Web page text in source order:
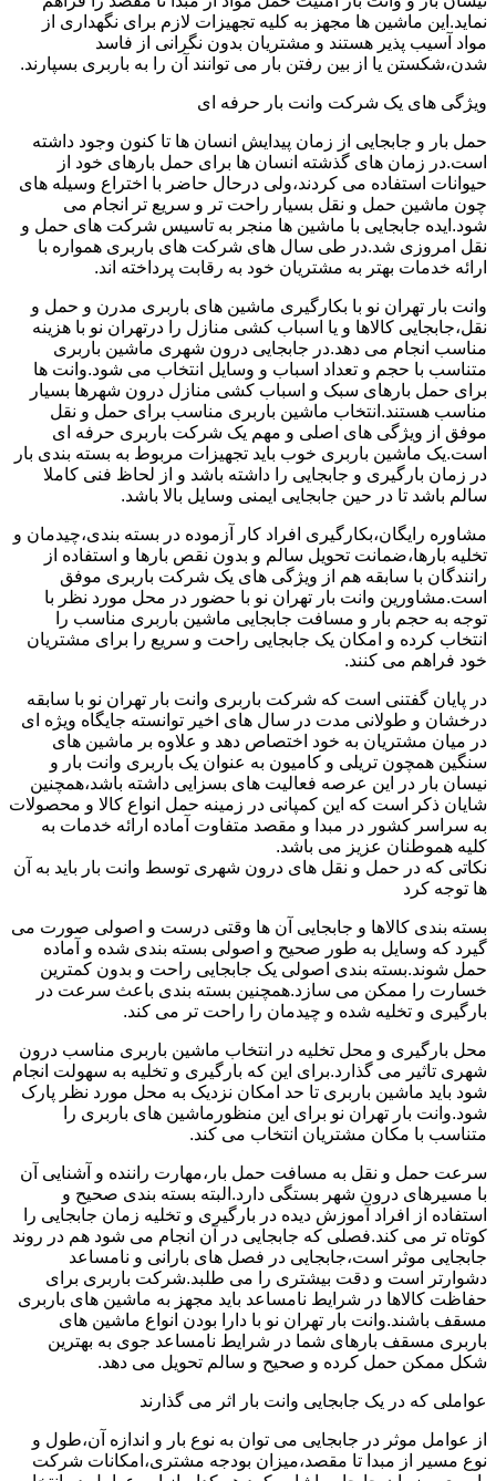
نماید.این ماشین ها مجهز به کلیه تجهیزات لازم برای نگهداری از
مواد آسیب پذیر هستند و مشتریان بدون نگرانی از فاسد
شدن،شکستن یا از بین رفتن بار می توانند آن را به باربری بسپارند.
ویژگی های یک شرکت وانت بار حرفه ای
حمل بار و جابجایی از زمان پیدایش انسان ها تا کنون وجود داشته
است.در زمان های گذشته انسان ها برای حمل بارهای خود از
حیوانات استفاده می کردند،ولی درحال حاضر با اختراع وسیله های
چون ماشین حمل و نقل بسیار راحت تر و سریع تر انجام می
شود.ایده جابجایی با ماشین ها منجر به تاسیس شرکت های حمل و
نقل امروزی شد.در طی سال های شرکت های باربری همواره با
ارائه خدمات بهتر به مشتریان خود به رقابت پرداخته اند.
وانت بار تهران نو با بکارگیری ماشین های باربری مدرن و حمل و
نقل،جابجایی کالاها و یا اسباب کشی منازل را درتهران نو با هزینه
مناسب انجام می دهد.در جابجایی درون شهری ماشین باربری
متناسب با حجم و تعداد اسباب و وسایل انتخاب می شود.وانت ها
برای حمل بارهای سبک و اسباب کشی منازل درون شهرها بسیار
مناسب هستند.انتخاب ماشین باربری مناسب برای حمل و نقل
موفق از ویژگی های اصلی و مهم یک شرکت باربری حرفه ای
است.یک ماشین باربری خوب باید تجهیزات مربوط به بسته بندی بار
در زمان بارگیری و جابجایی را داشته باشد و از لحاظ فنی کاملا
سالم باشد تا در حین جابجایی ایمنی وسایل بالا باشد.
مشاوره رایگان،بکارگیری افراد کار آزموده در بسته بندی،چیدمان و
تخلیه بارها،ضمانت تحویل سالم و بدون نقص بارها و استفاده از
رانندگان با سابقه هم از ویژگی های یک شرکت باربری موفق
است.مشاورین وانت بار تهران نو با حضور در محل مورد نظر با
توجه به حجم بار و مسافت جابجایی ماشین باربری مناسب را
انتخاب کرده و امکان یک جابجایی راحت و سریع را برای مشتریان
خود فراهم می کنند.
در پایان گفتنی است که شرکت باربری وانت بار تهران نو با سابقه
درخشان و طولانی مدت در سال های اخیر توانسته جایگاه ویژه ای
در میان مشتریان به خود اختصاص دهد و علاوه بر ماشین های
سنگین همچون تریلی و کامیون به عنوان یک باربری وانت بار و
نیسان بار در این عرصه فعالیت های بسزایی داشته باشد،همچنین
شایان ذکر است که این کمپانی در زمینه حمل انواع کالا و محصولات
به سراسر کشور در مبدا و مقصد متفاوت آماده ارائه خدمات به
کلیه هموطنان عزیز می باشد.
نکاتی که در حمل و نقل های درون شهری توسط وانت بار باید به آن
ها توجه کرد
بسته بندی کالاها و جابجایی آن ها وقتی درست و اصولی صورت می
گیرد که وسایل به طور صحیح و اصولی بسته بندی شده و آماده
حمل شوند.بسته بندی اصولی یک جابجایی راحت و بدون کمترین
خسارت را ممکن می سازد.همچنین بسته بندی باعث سرعت در
بارگیری و تخلیه شده و چیدمان را راحت تر می کند.
محل بارگیری و محل تخلیه در انتخاب ماشین باربری مناسب درون
شهری تاثیر می گذارد.برای این که بارگیری و تخلیه به سهولت انجام
شود باید ماشین باربری تا حد امکان نزدیک به محل مورد نظر پارک
شود.وانت بار تهران نو برای این منظورماشین های باربری را
متناسب با مکان مشتریان انتخاب می کند.
سرعت حمل و نقل به مسافت حمل بار،مهارت راننده و آشنایی آن
با مسیرهای درون شهر بستگی دارد.البته بسته بندی صحیح و
استفاده از افراد آموزش دیده در بارگیری و تخلیه زمان جابجایی را
کوتاه تر می کند.فصلی که جابجایی در آن انجام می شود هم در روند
جابجایی موثر است،جابجایی در فصل های بارانی و نامساعد
دشوارتر است و دقت بیشتری را می طلبد.شرکت باربری برای
حفاظت کالاها در شرایط نامساعد باید مجهز به ماشین های باربری
مسقف باشند.وانت بار تهران نو با دارا بودن انواع ماشین های
باربری مسقف بارهای شما در شرایط نامساعد جوی به بهترین
شکل ممکن حمل کرده و صحیح و سالم تحویل می دهد.
عواملی که در یک جابجایی وانت بار اثر می گذارند
از عوامل موثر در جابجایی می توان به نوع بار و اندازه آن،طول و
نوع مسیر از مبدا تا مقصد،میزان بودجه مشتری،امکانات شرکت